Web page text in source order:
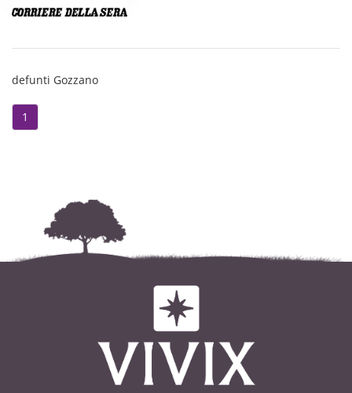
defunti Gozzano
1